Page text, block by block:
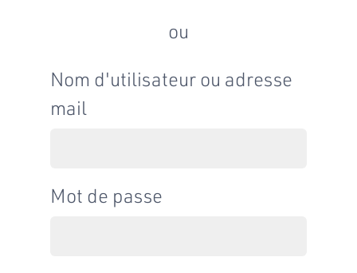
ou
Nom d'utilisateur ou adresse
mail
Mot de passe